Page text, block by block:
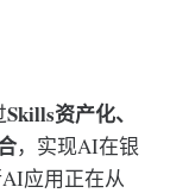
Skills资产化、
，实现AI在银
应用正在从